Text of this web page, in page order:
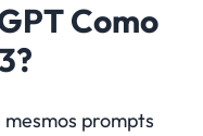
Como
prompts